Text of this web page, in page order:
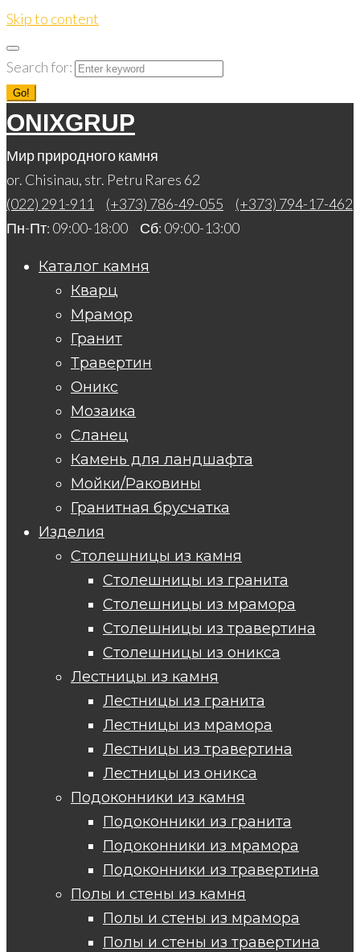
Skip to content
Search for:
Go!
ONIXGRUP
Мир природного камня
or. Chisinau, str. Petru Rares 62
(022) 291-911
(+373) 786-49-055
(+373) 794-17-462
Пн-Пт: 09:00-18:00 Сб: 09:00-13:00
Каталог камня
Кварц
Мрамор
Гранит
Травертин
Оникс
Мозаика
Сланец
Камень для ландшафта
Мойки/Раковины
Гранитная брусчатка
Изделия
Столешницы из камня
Столешницы из гранита
Столешницы из мрамора
Столешницы из травертина
Столешницы из оникса
Лестницы из камня
Лестницы из гранита
Лестницы из мрамора
Лестницы из травертина
Лестницы из оникса
Подоконники из камня
Подоконники из гранита
Подоконники из мрамора
Подоконники из травертина
Полы и стены из камня
Полы и стены из мрамора
Полы и стены из травертина